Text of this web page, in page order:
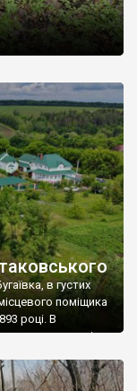
в густих
поміщика
році. В
школа, потім
Коли із